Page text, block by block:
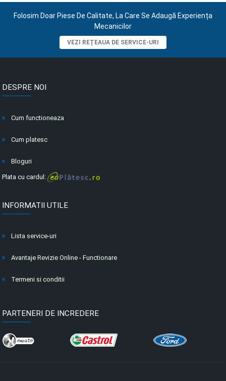
Folosim Doar Piese De Calitate, La Care Se Adaugă Experiența
Mecanicilor
VEZI REȚEAUA DE SERVICE-URI
DESPRE NOI
Cum functioneaza
Cum platesc
Bloguri
Plata cu cardul:
INFORMATII UTILE
Lista service-uri
Avantaje Revizie Online - Functionare
Termeni si conditii
PARTENERI DE INCREDERE